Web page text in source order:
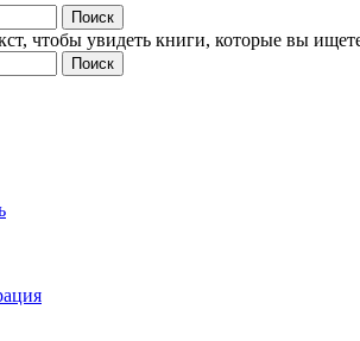
Поиск
чтобы увидеть книги, которые вы
Поиск